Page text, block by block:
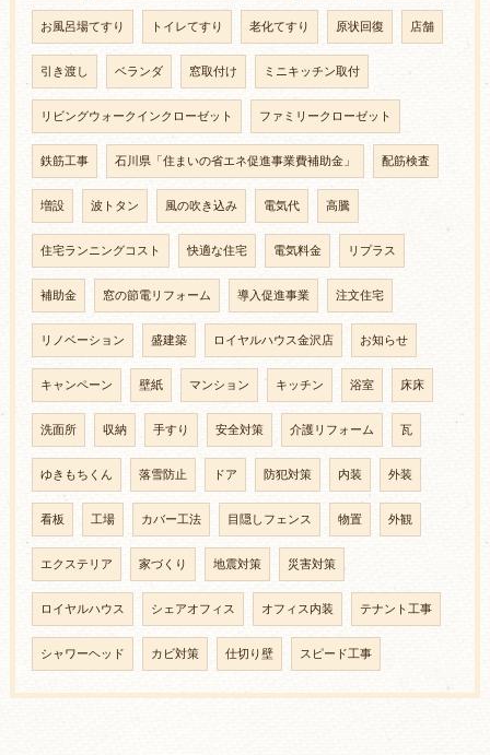
お風呂場てすり トイレてすり 老化てすり 原状回復 店舗
引き渡し ベランダ 窓取付け ミニキッチン取付
リビングウォークインクローゼット ファミリークローゼット
鉄筋工事 石川県「住まいの省エネ促進事業費補助金」 配筋検査
増設 波トタン 風の吹き込み 電気代 高騰
住宅ランニングコスト 快適な住宅 電気料金 リプラス
補助金 窓の節電リフォーム 導入促進事業 注文住宅
リノベーション 盛建築 ロイヤルハウス金沢店 お知らせ
キャンペーン 壁紙 マンション キッチン 浴室 床床
洗面所 収納 手すり 安全対策 介護リフォーム 瓦
ゆきもちくん 落雪防止 ドア 防犯対策 内装 外装
看板 工場 カバー工法 目隠しフェンス 物置 外観
エクステリア 家づくり 地震対策 災害対策
ロイヤルハウス シェアオフィス オフィス内装 テナント工事
シャワーヘッド カビ対策 仕切り壁 スピード工事